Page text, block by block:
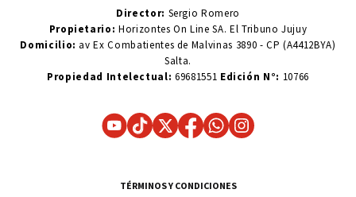
Director: Sergio Romero
Propietario:Horizontes On Line SA. El Tribuno Jujuy
Domicilio: av Ex Combatientes de Malvinas 3890 - CP (A4412BYA)
Salta.
Propiedad Intelectual: 69681551 Edición N°: 10766
TÉRMINOS Y CONDICIONES